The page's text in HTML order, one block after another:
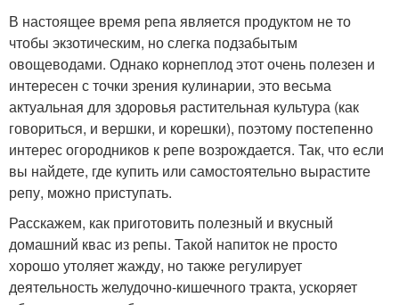
В настоящее время репа является продуктом не то
чтобы экзотическим, но слегка подзабытым
овощеводами. Однако корнеплод этот очень полезен и
интересен с точки зрения кулинарии, это весьма
актуальная для здоровья растительная культура (как
говориться, и вершки, и корешки), поэтому постепенно
интерес огородников к репе возрождается. Так, что если
вы найдете, где купить или самостоятельно вырастите
репу, можно приступать.
Расскажем, как приготовить полезный и вкусный
домашний квас из репы. Такой напиток не просто
хорошо утоляет жажду, но также регулирует
деятельность желудочно-кишечного тракта, ускоряет